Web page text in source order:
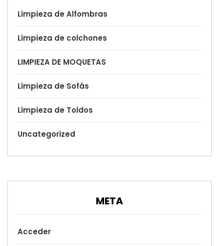
Limpieza de Alfombras
Limpieza de colchones
LIMPIEZA DE MOQUETAS
Limpieza de Sofás
Limpieza de Toldos
Uncategorized
META
Acceder